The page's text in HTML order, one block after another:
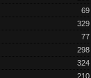
69
329
77
298
324
210